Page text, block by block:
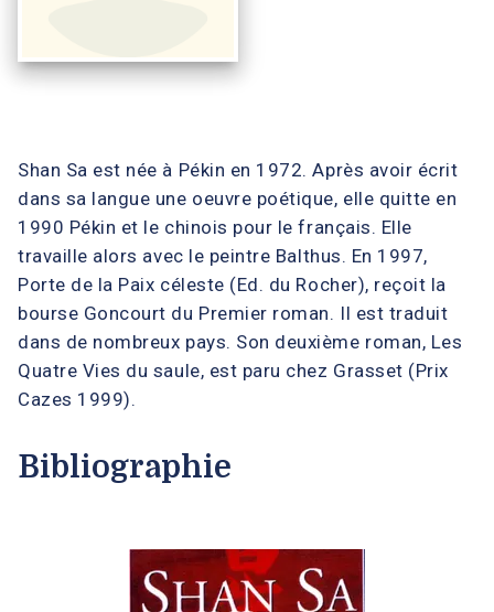
Shan Sa est née à Pékin en 1972. Après avoir écrit
dans sa langue une oeuvre poétique, elle quitte en
1990 Pékin et le chinois pour le français. Elle
travaille alors avec le peintre Balthus. En 1997,
Porte de la Paix céleste (Ed. du Rocher), reçoit la
bourse Goncourt du Premier roman. Il est traduit
dans de nombreux pays. Son deuxième roman, Les
Quatre Vies du saule, est paru chez Grasset (Prix
Cazes 1999).
Bibliographie